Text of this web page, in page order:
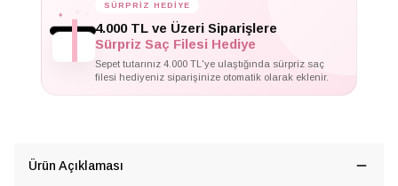
✦
SÜRPRİZ HEDİYE
4.000 TL ve Üzeri Siparişlere
Sürpriz Saç Filesi Hediye
Sepet tutarınız 4.000 TL'ye ulaştığında sürpriz saç
filesi hediyeniz siparişinize otomatik olarak eklenir.
Ürün Açıklaması